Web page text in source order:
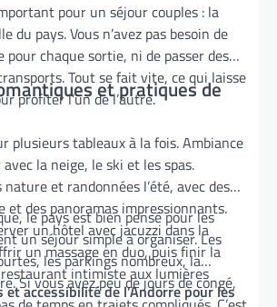
pour un séjour couples : la
du pays. Vous n’avez pas besoin de
chaque sortie, ni de passer des
Tout se fait vite, ce qui laisse
profiter l’un de l’autre.et pratiques de
plusieurs tableaux à la fois. Ambiance
la neige, le ski et les spas.
et randonnées l’été, avec des
et des panoramas impressionnants.
un hôtel avec jacuzzi dans la
un massage en duo, puis finir la
intimiste aux lumières
le pays est bien pensé pour les
un séjour simple à organiser. Les
les parkings nombreux, la
Si vous avez peu de jours de congé,
et accessibilité de l’Andorre pour les